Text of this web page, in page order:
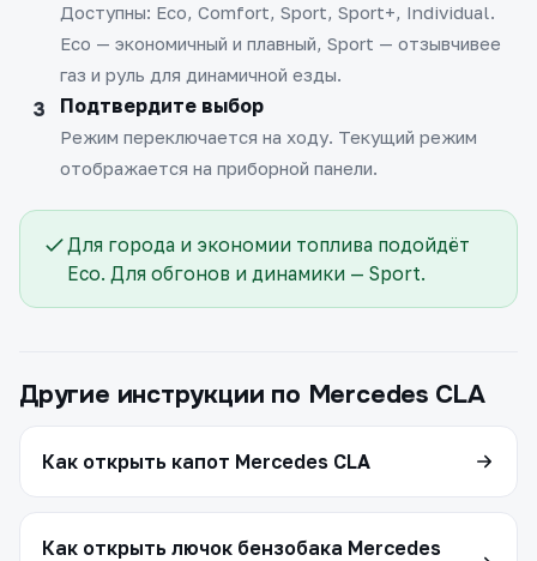
Доступны: Eco, Comfort, Sport, Sport+, Individual.
Eco — экономичный и плавный, Sport — отзывчивее
газ и руль для динамичной езды.
Подтвердите выбор
Режим переключается на ходу. Текущий режим
отображается на приборной панели.
Для города и экономии топлива подойдёт
Eco. Для обгонов и динамики — Sport.
Другие инструкции по Mercedes CLA
Как открыть капот Mercedes CLA
Как открыть лючок бензобака Mercedes